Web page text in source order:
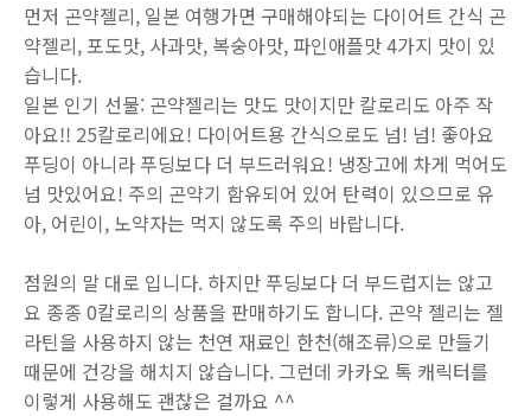
먼저 곤약젤리, 일본 여행가면 구매해야되는 다이어트 간식 곤
약젤리, 포도맛, 사과맛, 복숭아맛, 파인애플맛 4가지 맛이 있
습니다.
일본 인기 선물: 곤약젤리는 맛도 맛이지만 칼로리도 아주 작
아요!! 25칼로리에요! 다이어트용 간식으로도 넘! 넘! 좋아요
푸딩이 아니라 푸딩보다 더 부드러워요! 냉장고에 차게 먹어도
넘 맛있어요! 주의 곤약기 함유되어 있어 탄력이 있으므로 유
아, 어린이, 노약자는 먹지 않도록 주의 바랍니다.
점원의 말 대로 입니다. 하지만 푸딩보다 더 부드럽지는 않고
요 종종 0칼로리의 상품을 판매하기도 합니다. 곤약 젤리는 젤
라틴을 사용하지 않는 천연 재료인 한천(해조류)으로 만들기
때문에 건강을 해치지 않습니다. 그런데 카카오 톡 캐릭터를
이렇게 사용해도 괜찮은 걸까요 ^^